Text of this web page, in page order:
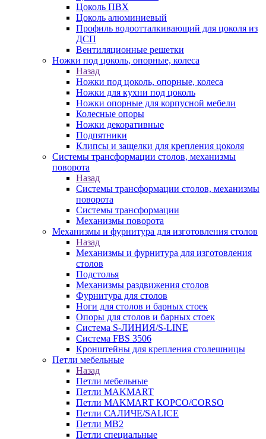
Цоколь ПВХ
Цоколь алюминиевый
Профиль водоотталкивающий для цоколя из
ДСП
Вентиляционные решетки
Ножки под цоколь, опорные, колеса
Назад
Ножки под цоколь, опорные, колеса
Ножки для кухни под цоколь
Ножки опорные для корпусной мебели
Колесные опоры
Ножки декоративные
Подпятники
Клипсы и защелки для крепления цоколя
Системы трансформации столов, механизмы
поворота
Назад
Системы трансформации столов, механизмы
поворота
Системы трансформации
Механизмы поворота
Механизмы и фурнитура для изготовления столов
Назад
Механизмы и фурнитура для изготовления
столов
Подстолья
Механизмы раздвижения столов
Фурнитура для столов
Ноги для столов и барных стоек
Опоры для столов и барных стоек
Система S-ЛИНИЯ/S-LINE
Система FBS 3506
Кронштейны для крепления столешницы
Петли мебельные
Назад
Петли мебельные
Петли MAKMART
Петли MAKMART КОРСО/CORSO
Петли САЛИЧЕ/SALICE
Петли MB2
Петли специальные